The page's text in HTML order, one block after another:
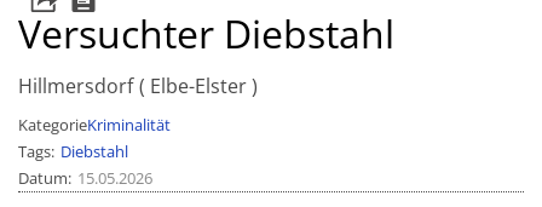
Versuchter Diebstahl
Hillmersdorf Elbe-Elster
KategorieKriminalität
Tags Diebstahl
Datum 15.05.2026